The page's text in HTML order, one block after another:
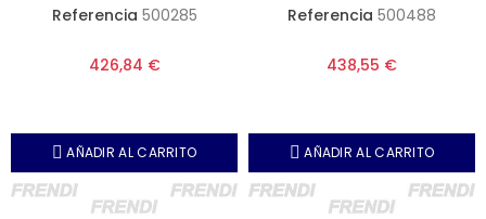
Referencia 500285
426,84 €
AÑADIR AL CARRITO
Referencia 500488
438,55 €
AÑADIR AL CARRITO